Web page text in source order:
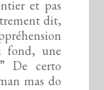
et pas
dit,
fond, une
De certo
mas do